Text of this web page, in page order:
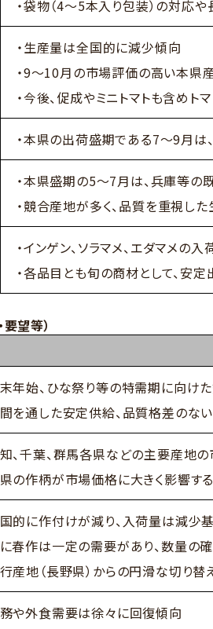
・袋物（4～5本入り包装）の対応
・生産量は全国的に減少傾向
・9～10月の市場評価の高い本県
・今後、促成やミニトマトも含め
・本県の出荷盛期である7～9月
・本県盛期の5～7月は、兵庫等
・競合産地が多く、品質を重視し
・インゲン、ソラマメ、エダマメの
・各品目とも旬の商材として、安
望等）
末年始、ひな祭り等の特需期に向け
間を通した安定供給、品質格差のな
知、千葉、群馬各県などの主要産地
県の作柄が市場価格に大きく影響す
国的に作付けが減り、入荷量は減
に春作は一定の需要があり、数量の
行産地（長野県）からの円滑な切り
務や外食需要は徐々に回復傾向